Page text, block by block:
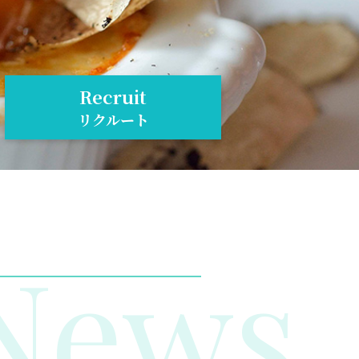
Recruit
リクルート